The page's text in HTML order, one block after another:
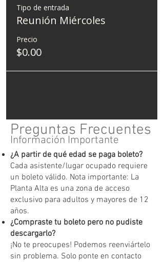
Tipo de entrada
Reunión Miércoles
Precio
$0.00
Preguntas Frecuentes
Información Importante
¿A partir de qué edad se paga boleto?
Cada asistente/lugar ocupado requiere
un boleto válido. Nota importante: La
Planta Alta es una zona de acceso
exclusivo para adultos y mayores de 12
años.
¿Compraste tu boleto pero no pudiste
descargarlo?
¡No te preocupes! Podemos reenviártelo
sin problema. Solo ponte en contacto